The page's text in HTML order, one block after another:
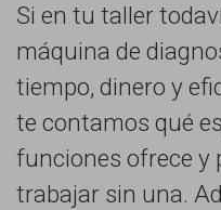
Si en tu taller
máquina de
tiempo, dinero y
te contamos qué
funciones ofrece y
trabajar sin una.